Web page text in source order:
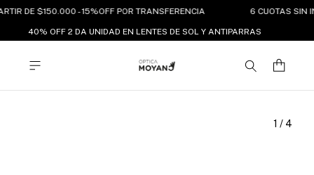
DE $150.000 - 15%OFF POR TRANSFERENCIA 6 CUOTAS SIN
40% OFF 2 DA UNIDAD EN LENTES DE SOL Y ANTIPARRAS
1 / 4